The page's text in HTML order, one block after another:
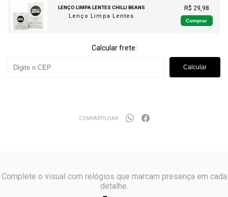
LENÇO LIMPA LENTES CHILLI BEANS
Lenço Limpa Lentes
R$ 29,98
Comprar
Calcular frete:
Calcular
COMPARTILHAR
Complete o visual com relógios que marcam presença em cada
detalhe.